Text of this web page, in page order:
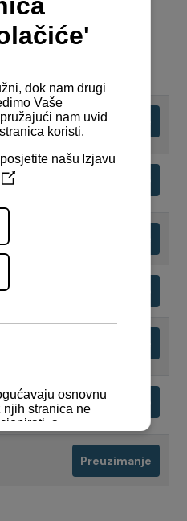
Preuzimanje
SD25
SD25
Preuzimanje
Preuzimanje